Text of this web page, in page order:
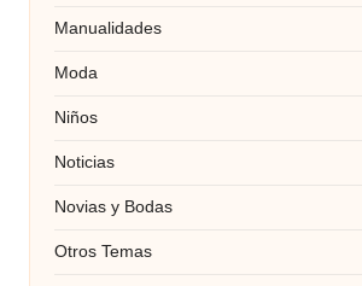
Manualidades
Moda
Niños
Noticias
Novias y Bodas
Otros Temas